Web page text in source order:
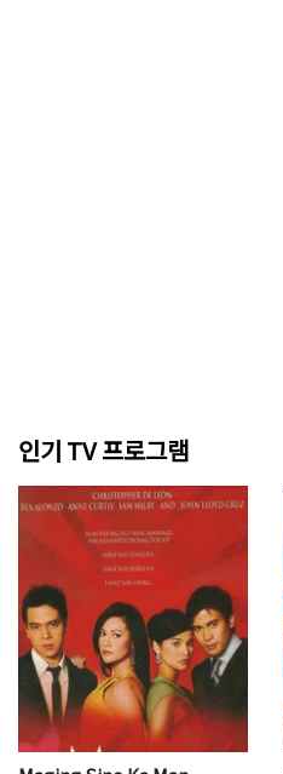
인기 TV 프로그램